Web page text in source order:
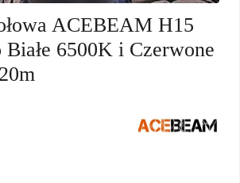
ACEBEAM H15
Białe 6500K i Czerwone